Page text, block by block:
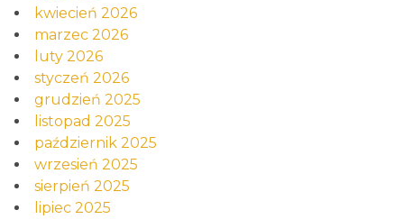
kwiecień 2026
marzec 2026
luty 2026
styczeń 2026
grudzień 2025
listopad 2025
październik 2025
wrzesień 2025
sierpień 2025
lipiec 2025